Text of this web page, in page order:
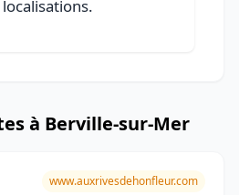
à Berville-sur-Mer
www.auxrivesdehonfleur.com